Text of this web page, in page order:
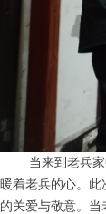
当来到老兵家中
暖着老兵的心。
的关爱与敬意。